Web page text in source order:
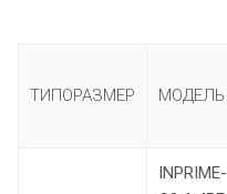
ТИПОРАЗМЕР МОДЕЛЬ
INPRIME-